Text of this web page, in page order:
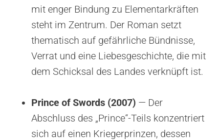
mit enger Bindung zu Elementarkräften
steht im Zentrum. Der Roman setzt
thematisch auf gefährliche Bündnisse,
Verrat und eine Liebesgeschichte, die mit
dem Schicksal des Landes verknüpft ist.
Prince of Swords (2007) — Der
Abschluss des „Prince“-Teils konzentriert
sich auf einen Kriegerprinzen, dessen